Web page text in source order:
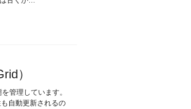
）
管理しています。
自動更新されるの